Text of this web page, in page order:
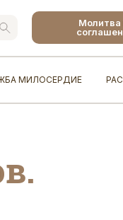
Молитва
МИЛОСЕРДИЕ